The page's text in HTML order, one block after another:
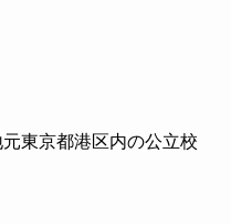
東京都港区内の公立校